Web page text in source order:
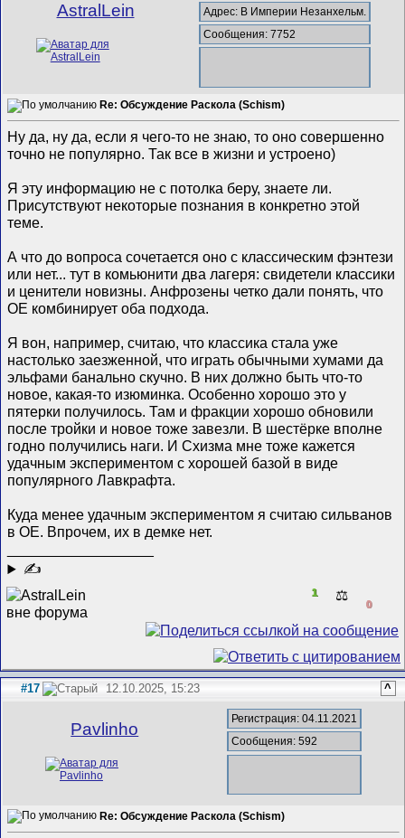
AstralLein
Адрес: В Империи Незанхельм.
Сообщения: 7752
Re: Обсуждение Раскола (Schism)
Ну да, ну да, если я чего-то не знаю, то оно совершенно
точно не популярно. Так все в жизни и устроено)
Я эту информацию не с потолка беру, знаете ли.
Присутствуют некоторые познания в конкретно этой
теме.
А что до вопроса сочетается оно с классическим фэнтези
или нет... тут в комьюнити два лагеря: свидетели классики
и ценители новизны. Анфрозены четко дали понять, что
ОЕ комбинирует оба подхода.
Я вон, например, считаю, что классика стала уже
настолько заезженной, что играть обычными хумами да
эльфами банально скучно. В них должно быть что-то
новое, какая-то изюминка. Особенно хорошо это у
пятерки получилось. Там и фракции хорошо обновили
после тройки и новое тоже завезли. В шестёрке вполне
годно получились наги. И Схизма мне тоже кажется
удачным экспериментом с хорошей базой в виде
популярного Лавкрафта.
Куда менее удачным экспериментом я считаю сильванов
в ОЕ. Впрочем, их в демке нет.
✍
1 ⚖️
0
#17 12.10.2025, 15:23 ^
Pavlinho
Регистрация: 04.11.2021
Сообщения: 592
Re: Обсуждение Раскола (Schism)